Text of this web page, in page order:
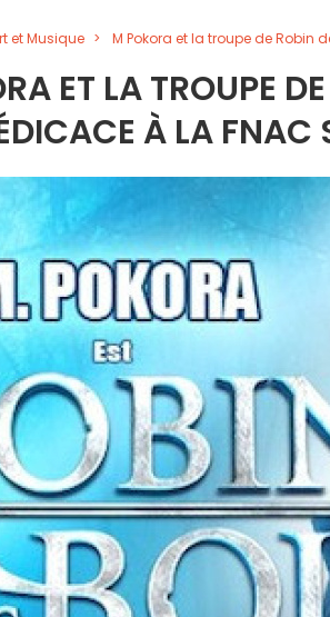
et Musique M Pokora et la troupe de Robin
ET LA TROUPE
À LA FNAC